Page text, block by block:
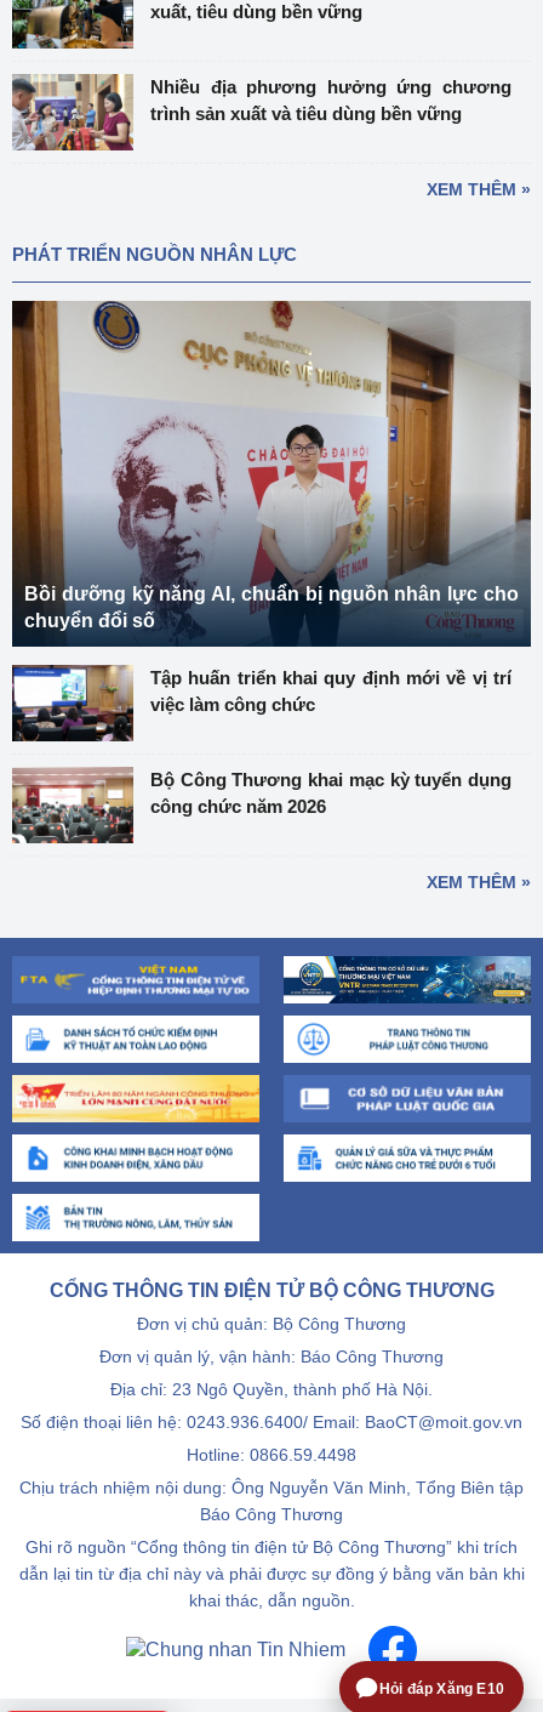
xuất, tiêu dùng bền vững
Nhiều địa phương hưởng ứng chương
trình sản xuất và tiêu dùng bền vững
XEM THÊM »
PHÁT TRIỂN NGUỒN NHÂN LỰC
Bồi dưỡng kỹ năng AI, chuẩn bị nguồn nhân lực cho
chuyển đổi số
Tập huấn triển khai quy định mới về vị trí
việc làm công chức
Bộ Công Thương khai mạc kỳ tuyển dụng
công chức năm 2026
XEM THÊM »
CỔNG THÔNG TIN ĐIỆN TỬ BỘ CÔNG THƯƠNG
Đơn vị chủ quản: Bộ Công Thương
Đơn vị quản lý, vận hành: Báo Công Thương
Địa chỉ: 23 Ngô Quyền, thành phố Hà Nội.
Số điện thoại liên hệ: 0243.936.6400/ Email: BaoCT@moit.gov.vn
Hotline: 0866.59.4498
Chịu trách nhiệm nội dung: Ông Nguyễn Văn Minh, Tổng Biên tập
Báo Công Thương
Ghi rõ nguồn “Cổng thông tin điện tử Bộ Công Thương” khi trích
dẫn lại tin từ địa chỉ này và phải được sự đồng ý bằng văn bản khi
khai thác, dẫn nguồn.
Hỏi đáp Xăng E10